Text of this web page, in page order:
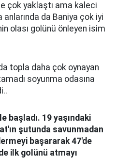
çok yaklaştı ama kaleci
anlarında da Baniya çok iyi
olası golünü önleyen isim
topla daha çok oynayan
soyunma odasına
başladı. 19 yaşındaki
şutunda savunmadan
başararak 47'de
ilk gol ünü atmayı